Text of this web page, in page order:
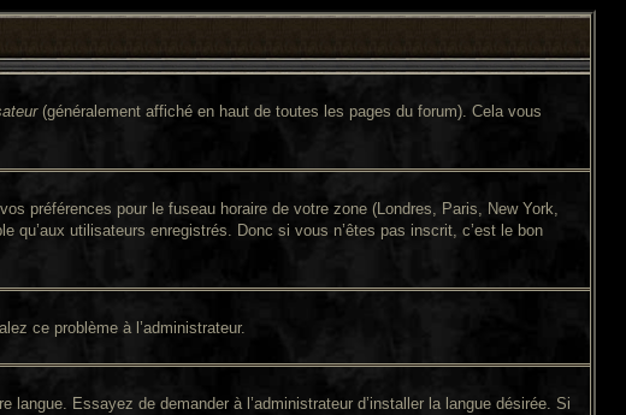
(généralement affiché en haut de toutes les pages du forum). Cela vous
préférences pour le fuseau horaire de votre zone (Londres, Paris, New York,
qu’aux utilisateurs enregistrés. Donc si vous n’êtes pas inscrit, c’est le bon
ce problème à l’administrateur.
langue. Essayez de demander à l’administrateur d’installer la langue désirée. Si